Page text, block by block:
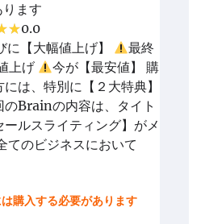
ます
0.0
に【大幅値上げ】
最終
上げ
今が【最安値】 購
は、特別に【２大特典】
のBrainの内容は、タイト
ルスライティング】がメ
てのビジネスにおいて
購入する必要があります